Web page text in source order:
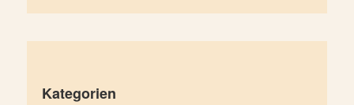
Kategorien